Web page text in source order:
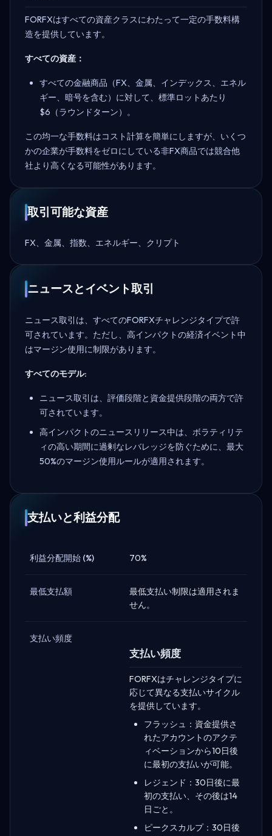
FORFXはすべての資産クラスにわたって一定の手数料構
造を提供しています。
すべての資産：
すべての金融商品（FX、金属、インデックス、エネル
ギー、暗号を含む）に対して、標準ロットあたり
$6（ラウンドターン）。
この均一な手数料はコスト計算を簡単にしますが、いくつ
かの企業が手数料をゼロにしている非FX商品では競合他
社より高くなる可能性があります。
取引可能な資産
FX、金属、指数、エネルギー、クリプト
ニュースとイベント取引
ニュース取引は、すべてのFORFXチャレンジタイプで許
可されています。ただし、高インパクトの経済イベント中
はマージン使用に制限があります。
すべてのモデル:
ニュース取引は、評価段階と資金提供段階の両方で許
可されています。
高インパクトのニュースリリース中は、ボラティリテ
ィの高い期間に過剰なレバレッジを防ぐために、最大
50%のマージン使用ルールが適用されます。
支払いと利益分配
利益分配開始 (%) 70%
最低支払額
最低支払い制限は適用されま
せん。
支払い頻度
支払い頻度
FORFXはチャレンジタイプに
応じて異なる支払いサイクル
を提供しています。
フラッシュ：資金提供さ
れたアカウントのアクテ
ィベーションから10日後
に最初の支払いが可能。
レジェンド：30日後に最
初の支払い、その後は14
日ごと。
ピークスカルプ：30日後